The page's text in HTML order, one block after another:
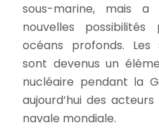
sous-marine, mais
nouvelles possibilités
océans profonds. Les
sont devenus un
nucléaire pendant la
aujourd’hui des
navale mondiale.